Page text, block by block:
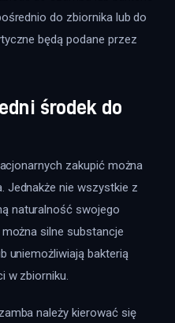
do zbiornika lub do
będą podane przez
środek do
zakupić można
Jednakże nie wszystkie z
naturalność swojego
można silne substancje
uniemożliwiają bakterią
w zbiorniku.
należy kierować się